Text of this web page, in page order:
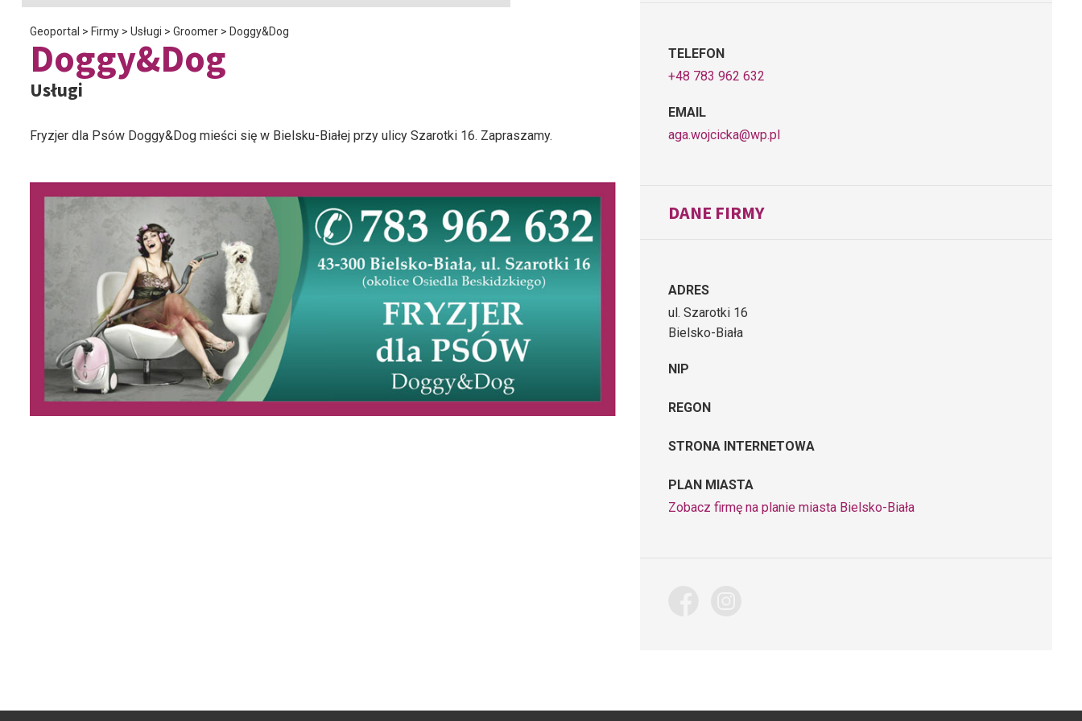
Geoportal > Firmy > Usługi > Groomer > Doggy&Dog
Doggy&Dog
Usługi
Fryzjer dla Psów Doggy&Dog mieści się w Bielsku-Białej przy ulicy Szarotki 16. Zapraszamy.
TELEFON
+48 783 962 632
EMAIL
aga.wojcicka@wp.pl
DANE FIRMY
ADRES
ul. Szarotki 16
Bielsko-Biała
NIP
REGON
STRONA INTERNETOWA
PLAN MIASTA
Zobacz firmę na planie miasta Bielsko-Biała